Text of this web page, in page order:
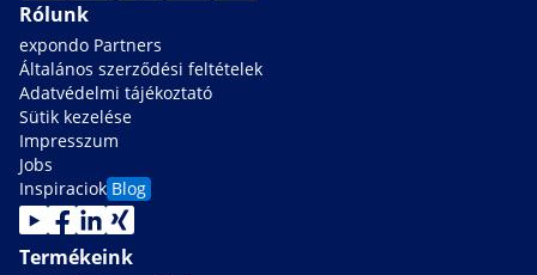
Rólunk
expondo Partners
Általános szerződési feltételek
Adatvédelmi tájékoztató
Sütik kezelése
Impresszum
Jobs
Inspiraciok Blog
Termékeink